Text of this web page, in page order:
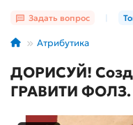
Задать вопрос
Атрибутика
ДОРИСУЙ!
ГРАВИТИ ФОЛЗ.